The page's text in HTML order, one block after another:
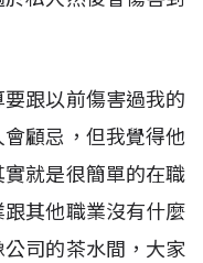
要跟以前傷害過我的
顧忌，但我覺得他
就是很簡單的在職
其他職業沒有什麼
司的茶水間，大家